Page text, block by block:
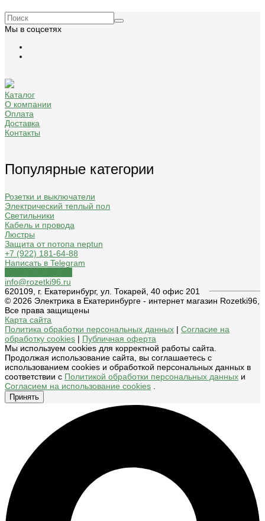
Мы в соцсетях
Каталог
О компании
Оплата
Доставка
Контакты
Популярные категории
Розетки и выключатели
Электрический теплый пол
Светильники
Кабель и провода
Люстры
Защита от потопа neptun
+7 (922) 181-64-88
Написать в Telegram
info@rozetki96.ru
620109, г. Екатеринбург, ул. Токарей, 40 офис 201
© 2026 Электрика в Екатеринбурге - интернет магазин Rozetki96,
Все права защищены
Карта сайта
Политика обработки персональных данных | Согласие на
обработку cookies | Публичная оферта
Мы используем cookies для корректной работы сайта.
Продолжая использование сайта, вы соглашаетесь с
использованием cookies и обработкой персональных данных в
соответствии с Политикой обработки персональных данных и
Согласием на использование cookies .
Принять